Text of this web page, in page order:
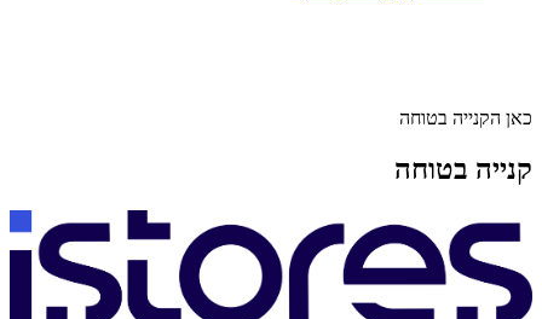
כאן הקנייה בטוחה
קנייה בטוחה